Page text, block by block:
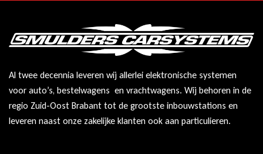
Al twee decennia leveren wij allerlei elektronische systemen
voor auto’s, bestelwagens en vrachtwagens. Wij behoren in de
regio Zuid-Oost Brabant tot de grootste inbouwstations en
leveren naast onze zakelijke klanten ook aan particulieren.